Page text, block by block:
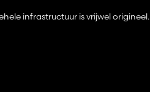
infrastructuur is vrijwel origineel.